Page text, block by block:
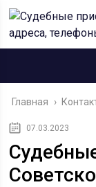
Главная ›
07.03.2023